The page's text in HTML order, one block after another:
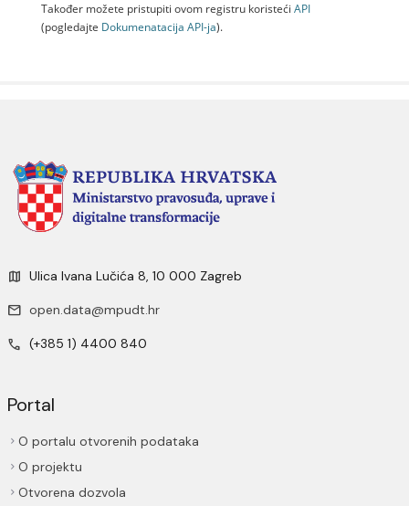
Također možete pristupiti ovom registru koristeći API
(pogledajte Dokumenаtаcijа API-jа).